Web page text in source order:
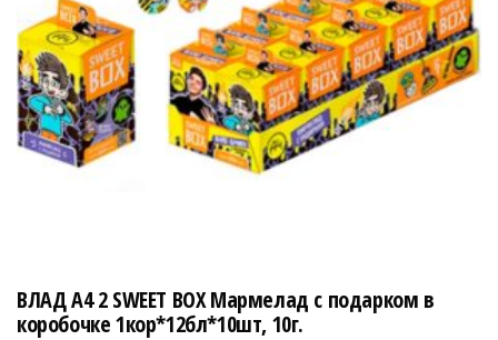
и
г
а
ВЛАД А4 2 SWEET BOX Мармелад с подарком в
коробочке 1кор*12бл*10шт, 10г.